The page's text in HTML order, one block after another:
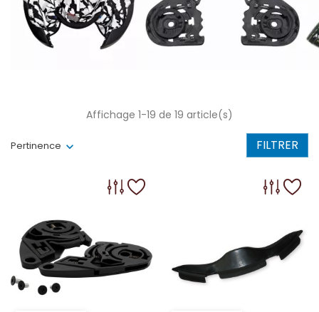
Pertinence FILTRER
Affichage 1-19 de 19 article(s)